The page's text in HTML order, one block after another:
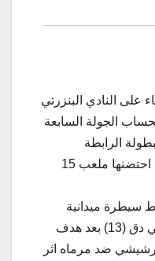
على النادي البنزرتي
لحساب الجولة السابعة
الرابطة
المحترفة الاولى لكرة القدم التي احتضنها ملعب 15
سيطرة ميدانية
كاملة على اغلب ردهات اللقاء في دق (13) بعد هدف
ضد مرماه اثر